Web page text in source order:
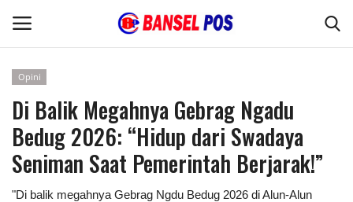
Home
Kode Etik Jurnalistik
Pedoman Media Siber
Opini
Di Balik Megahnya Gebrag Ngadu
Bedug 2026: “Hidup dari Swadaya
Seniman Saat Pemerintah Berjarak!”
"Di balik megahnya Gebrag Ngdu Bedug 2026 di Alun-Alun